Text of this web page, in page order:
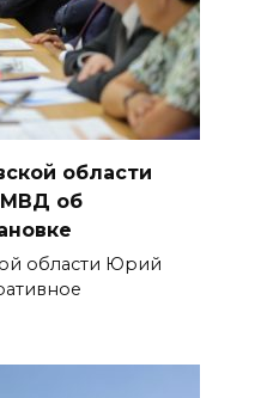
области
МВД об
области Юрий